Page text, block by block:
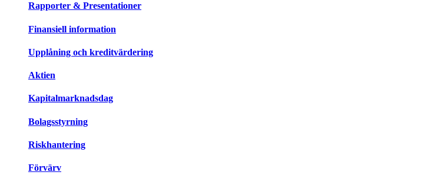
Rapporter & Presentationer
Finansiell information
Upplåning och kreditvärdering
Aktien
Kapitalmarknadsdag
Bolagsstyrning
Riskhantering
Förvärv